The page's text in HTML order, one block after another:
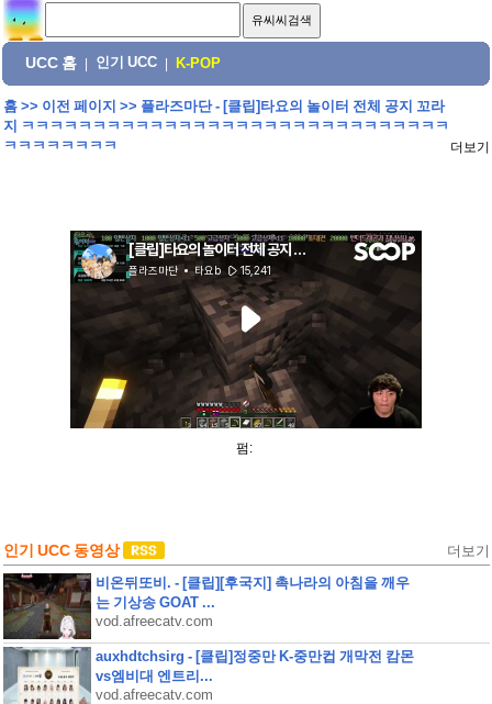
UCC 홈 인기 UCC K-POP
홈>> 이전 페이지 >> 플라즈마단 - [클립]타요의 놀이터 전체 공지 꼬라
지 ㅋㅋㅋㅋㅋㅋㅋㅋㅋㅋㅋㅋㅋㅋㅋㅋㅋㅋㅋㅋㅋㅋㅋㅋㅋㅋㅋㅋㅋㅋ
ㅋㅋㅋㅋㅋㅋㅋㅋ
더보기
펌:
인기 UCC 동영상 더보기
비온뒤또비. - [클립][후국지] 촉나라의 아침을 깨우
는 기상송 GOAT ...
vod.afreecatv.com
auxhdtchsirg - [클립]정중만 K-중만컵 개막전 캄몬
vs엠비대 엔트리...
vod.afreecatv.com